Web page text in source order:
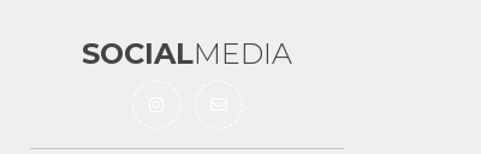
SOCIALMEDIA